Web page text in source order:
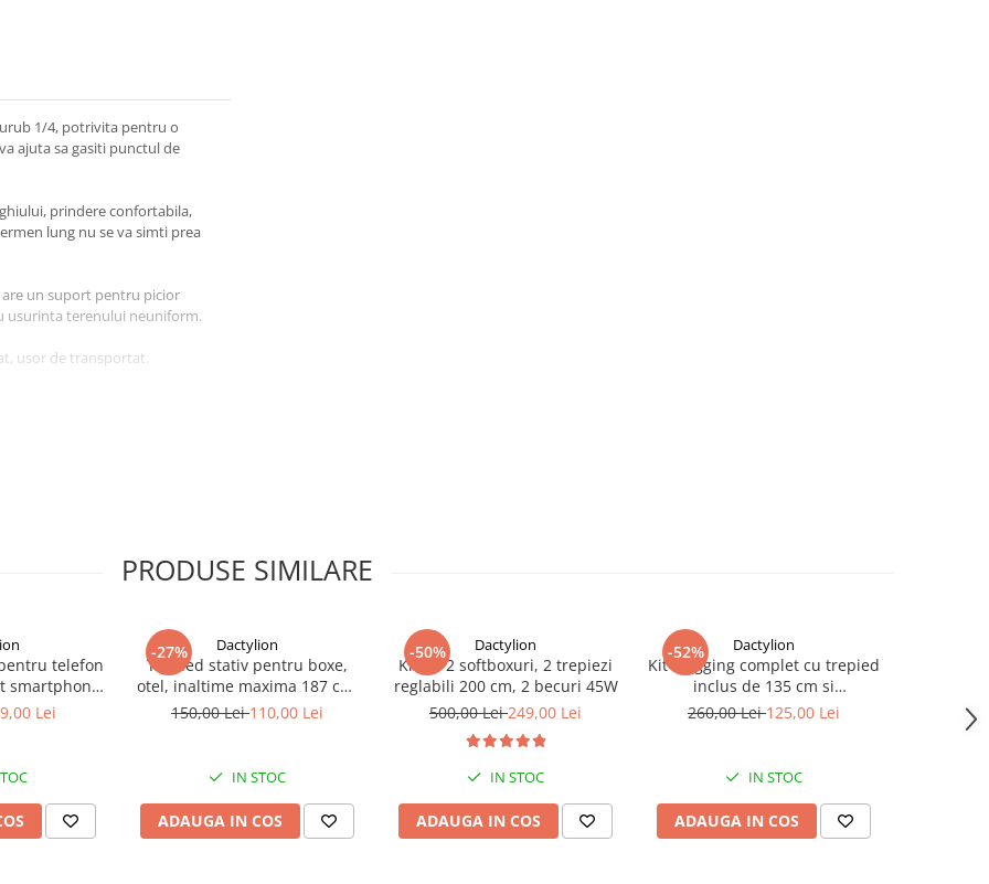
1/4, potrivita pentru o
ajuta sa gasiti punctul de
prindere confortabila,
lung nu se va simti prea
are un suport pentru picior
usurinta terenului neuniform.
usor de transportat.
PRODUSE SIMILARE
telefon
smartphone
telecomanda
Lei
-27% Dactylion
Trepied stativ pentru boxe,
otel, inaltime maxima 187 cm,
greutate suportata 60 kg, negru
150,00 Lei110,00 Lei
IN STOC
ADAUGA IN COS
-50% Dactylion
Kit de 2 softboxuri, 2 trepiezi
reglabili 200 cm, 2 becuri 45W
500,00 Lei249,00 Lei
IN STOC
ADAUGA IN COS
-52% Dactylion
Kit Vlogging complet cu trepied
inclus de 135 cm si
telecomanda bluetooth
260,00 Lei125,00 Lei
IN STOC
ADAUGA IN COS